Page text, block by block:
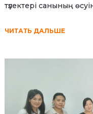
түлектері санының
ЧИТАТЬ ДАЛЬШЕ